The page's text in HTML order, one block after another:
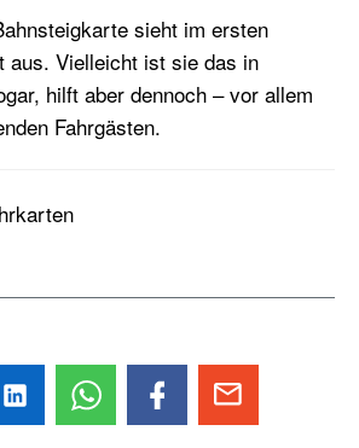
sieht im ersten
aus. Vielleicht ist sie das in
hilft aber dennoch – vor allem
Fahrgästen.